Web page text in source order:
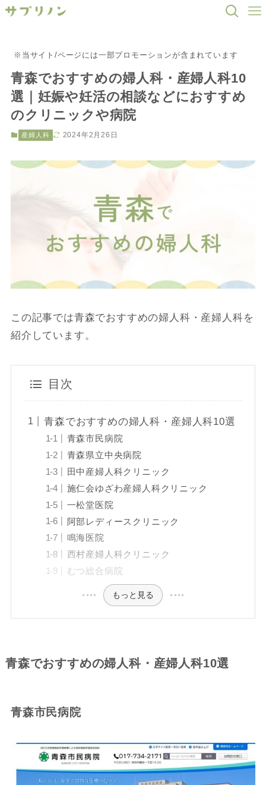
※当サイト/ページには一部プロモーションが含まれています
青森でおすすめの婦人科・産婦人科10
選｜妊娠や妊活の相談などにおすすめ
のクリニックや病院
産婦人科 2024年2月26日
この記事では青森でおすすめの婦人科・産婦人科を
紹介しています。
目次
青森でおすすめの婦人科・産婦人科10選
青森市民病院
青森県立中央病院
田中産婦人科クリニック
施仁会ゆざわ産婦人科クリニック
一松堂医院
阿部レディースクリニック
鳴海医院
西村産婦人科クリニック
むつ総合病院
もっと見る
青森でおすすめの婦人科・産婦人科10選
青森市民病院